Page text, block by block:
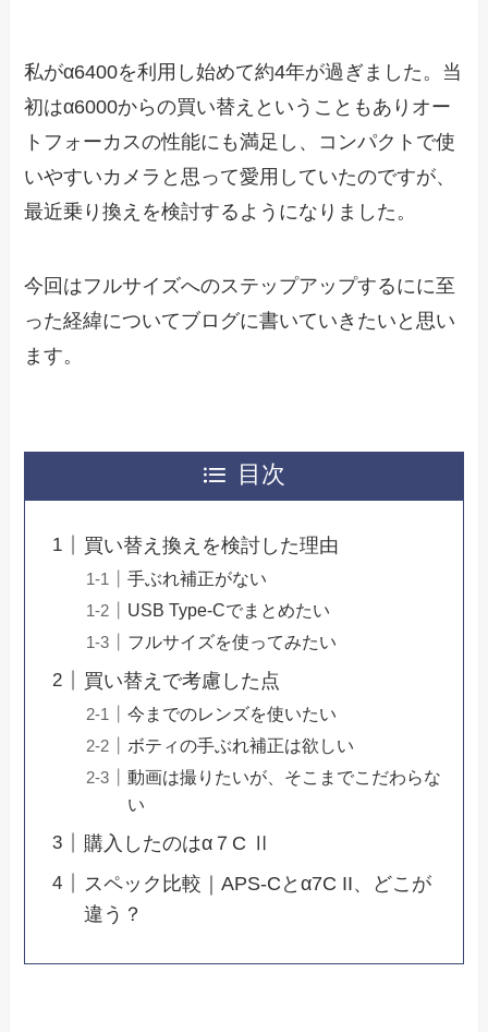
私がα6400を利用し始めて約4年が過ぎました。当
初はα6000からの買い替えということもありオー
トフォーカスの性能にも満足し、コンパクトで使
いやすいカメラと思って愛用していたのですが、
最近乗り換えを検討するようになりました。
今回はフルサイズへのステップアップするにに至
った経緯についてブログに書いていきたいと思い
ます。
目次
買い替え換えを検討した理由
手ぶれ補正がない
USB Type-Cでまとめたい
フルサイズを使ってみたい
買い替えで考慮した点
今までのレンズを使いたい
ボティの手ぶれ補正は欲しい
動画は撮りたいが、そこまでこだわらな
い
購入したのはα７C Ⅱ
スペック比較｜APS-Cとα7C II、どこが
違う？